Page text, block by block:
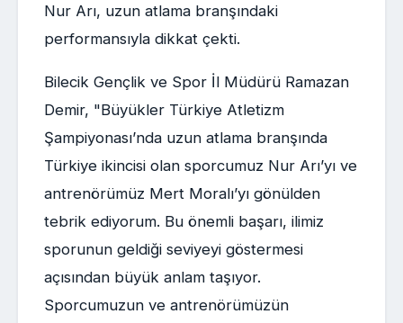
Nur Arı, uzun atlama branşındaki
performansıyla dikkat çekti.
Bilecik Gençlik ve Spor İl Müdürü Ramazan
Demir, "Büyükler Türkiye Atletizm
Şampiyonası’nda uzun atlama branşında
Türkiye ikincisi olan sporcumuz Nur Arı’yı ve
antrenörümüz Mert Moralı’yı gönülden
tebrik ediyorum. Bu önemli başarı, ilimiz
sporunun geldiği seviyeyi göstermesi
açısından büyük anlam taşıyor.
Sporcumuzun ve antrenörümüzün